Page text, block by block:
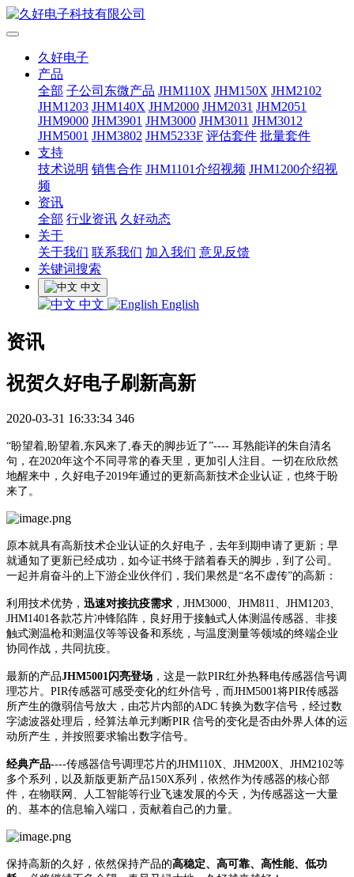
久好电子
产品
全部 子公司东微产品 JHM110X JHM150X JHM2102
JHM1203 JHM140X JHM2000 JHM2031 JHM2051
JHM9000 JHM3901 JHM3000 JHM3011 JHM3012
JHM5001 JHM3802 JHM5233F 评估套件 批量套件
支持
技术说明 销售合作 JHM1101介绍视频 JHM1200介绍视
频
资讯
全部 行业资讯 久好动态
关于
关于我们 联系我们 加入我们 意见反馈
关键词搜索
中文
中文 English
资讯
祝贺久好电子刷新高新
2020-03-31 16:33:34 346
“盼望着, 盼望着,东风来了,春天的脚步近了”---- 耳熟能详的朱自清名
句，在2020年这个不同寻常的春天里，更加引人注目。一切在欣欣然
地醒来中，久好电子2019年通过的更新高新技术企业认证，也终于盼
来了。
原本就具有高新技术企业认证的久好电子，去年到期申请了更新；早
就通知了更新已经成功，如今证书终于踏着春天的脚步，到了公司。
一起并肩奋斗的上下游企业伙伴们，我们果然是“名不虚传”的高新：
利用技术优势， 迅速对接抗疫需求 ，JHM3000、JHM811、JHM1203、
JHM1401各款芯片冲锋陷阵，良好用于接触式人体测温传感器、非接
触式测温枪和测温仪等等设备和系统，与温度测量等领域的终端企业
协同作战，共同抗疫。
最新的产品JHM5001闪亮登场 ，这是一款PIR红外热释电传感器信号调
理芯片。PIR传感器可感受变化的红外信号，而JHM5001将PIR传感器
所产生的微弱信号放大，由芯片内部的ADC 转换为数字信号，经过数
字滤波器处理后，经算法单元判断PIR 信号的变化是否由外界人体的运
动所产生，并按照要求输出数字信号。
经典产品----传感器信号调理芯片的JHM110X、JHM200X、JHM2102等
多个系列，以及新版更新产品150X系列，依然作为传感器的核心部
件，在物联网、人工智能等行业飞速发展的今天，为传感器这一大量
的、基本的信息输入端口，贡献着自己的力量。
保持高新的久好，依然保持产品的高稳定、高可靠、高性能、低功